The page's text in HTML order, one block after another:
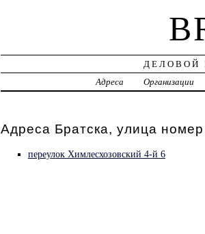
ДЕЛОВОЙ
Адреса
Организации
Адреса Братска, улица номер
переулок Химлесхозовский 4-й 6